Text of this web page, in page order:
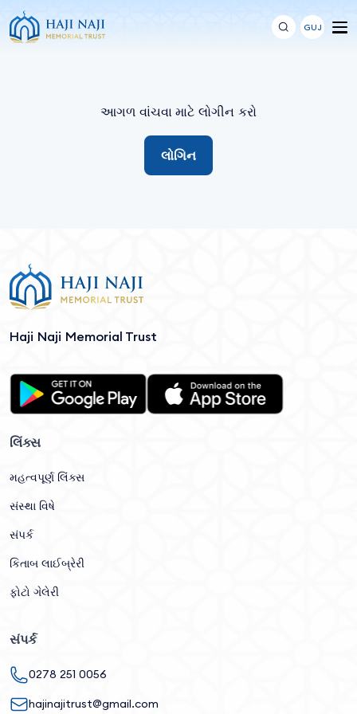
GUJ
આગળ વાંચવા માટે લોગીન કરો
લોગિન
Haji Naji Memorial Trust
લિંક્સ
મહત્વપૂર્ણ લિંક્સ
સંસ્થા વિષે
સંપર્ક
કિતાબ લાઈબ્રેરી
ફોટો ગેલેરી
સંપર્ક
0278 251 0056
hajinajitrust@gmail.com